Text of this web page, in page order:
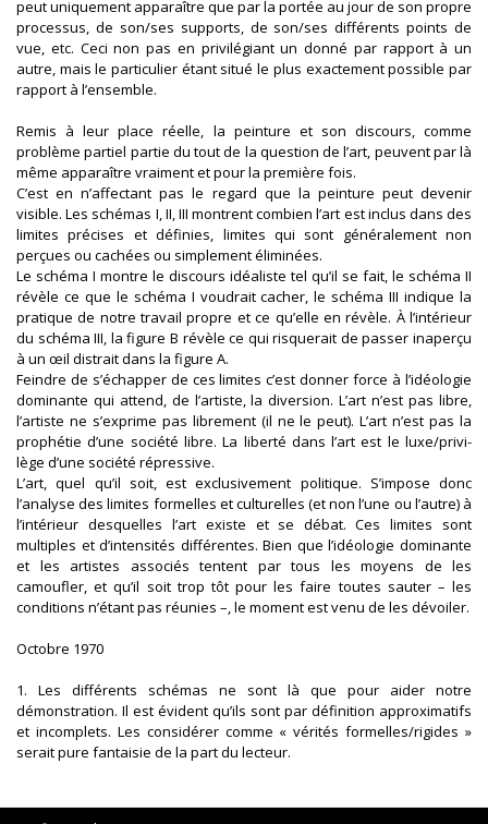
peut uniquement apparaître que par la portée au jour de son propre
processus, de son/ses supports, de son/ses différents points de
vue, etc. Ceci non pas en privilégiant un donné par rapport à un
autre, mais le particulier étant situé le plus exactement possible par
rapport à l’ensemble.
Remis à leur place réelle, la peinture et son discours, comme
problème partiel partie du tout de la question de l’art, peuvent par là
même apparaître vraiment et pour la première fois.
C’est en n’affectant pas le regard que la peinture peut devenir
visible. Les schémas I, II, III montrent combien l’art est inclus dans des
limites précises et définies, limites qui sont généralement non
perçues ou cachées ou simplement éliminées.
Le schéma I montre le discours idéaliste tel qu’il se fait, le schéma II
révèle ce que le schéma I voudrait cacher, le schéma III indique la
pratique de notre travail propre et ce qu’elle en révèle. À l’intérieur
du schéma III, la figure B révèle ce qui risquerait de passer inaperçu
à un œil distrait dans la figure A.
Feindre de s’échapper de ces limites c’est donner force à l’idéologie
dominante qui attend, de l’artiste, la diversion. L’art n’est pas libre,
l’artiste ne s’exprime pas librement (il ne le peut). L’art n’est pas la
prophétie d’une société libre. La liberté dans l’art est le luxe/privi-
lège d’une société répressive.
L’art, quel qu’il soit, est exclusivement politique. S’impose donc
l’analyse des limites formelles et culturelles (et non l’une ou l’autre) à
l’intérieur desquelles l’art existe et se débat. Ces limites sont
multiples et d’intensités différentes. Bien que l’idéologie dominante
et les artistes associés tentent par tous les moyens de les
camoufler, et qu’il soit trop tôt pour les faire toutes sauter – les
conditions n’étant pas réunies –, le moment est venu de les dévoiler.
Octobre 1970
1. Les différents schémas ne sont là que pour aider notre
démonstration. Il est évident qu’ils sont par définition approximatifs
et incomplets. Les considérer comme « vérités formelles/rigides »
serait pure fantaisie de la part du lecteur.